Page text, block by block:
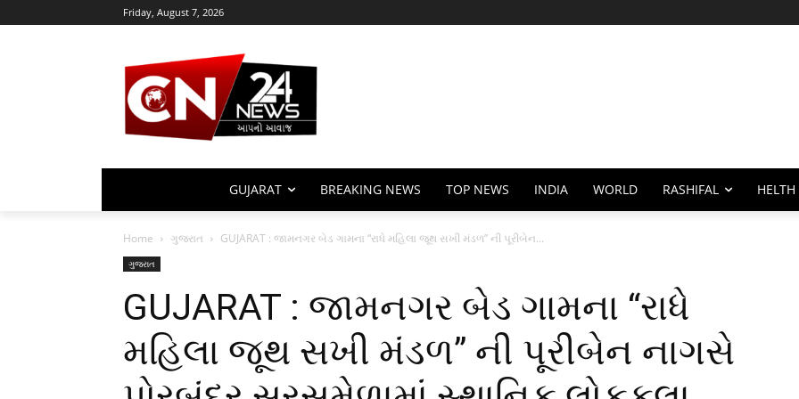
Friday, August 7, 2026
GUJARAT BREAKING NEWS TOP NEWS INDIA WORLD RASHIFAL HELTH
Home ગુજરાત GUJARAT : જામનગર બેડ ગામના “રાધે મહિલા જૂથ સખી મંડળ” ની પૂરીબેન...
ગુજરાત
GUJARAT : જામનગર બેડ ગામના “રાધે
મહિલા જૂથ સખી મંડળ” ની પૂરીબેન નાગસે